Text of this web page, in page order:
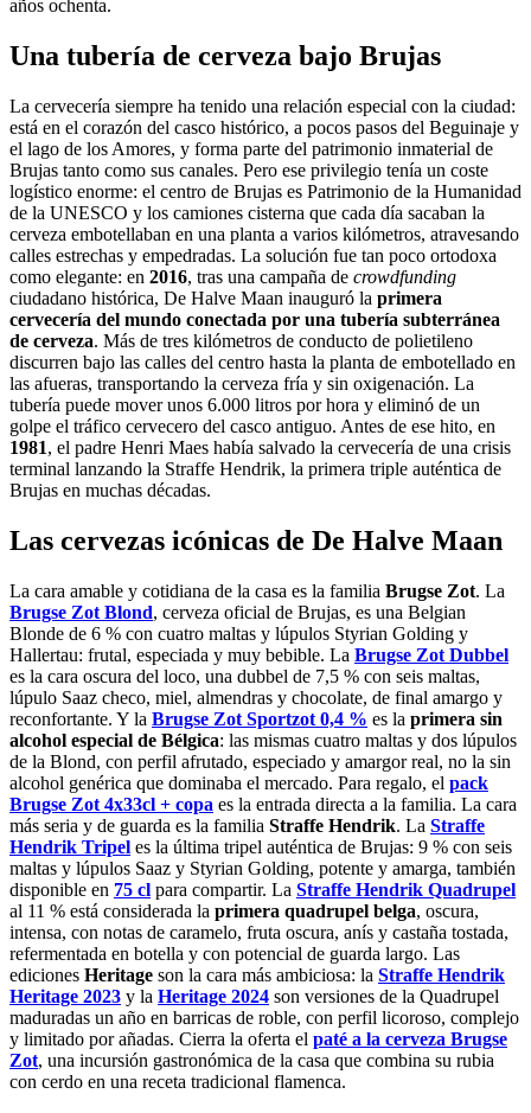
años ochenta.
Una tubería de cerveza bajo Brujas
La cervecería siempre ha tenido una relación especial con la ciudad:
está en el corazón del casco histórico, a pocos pasos del Beguinaje y
el lago de los Amores, y forma parte del patrimonio inmaterial de
Brujas tanto como sus canales. Pero ese privilegio tenía un coste
logístico enorme: el centro de Brujas es Patrimonio de la Humanidad
de la UNESCO y los camiones cisterna que cada día sacaban la
cerveza embotellaban en una planta a varios kilómetros, atravesando
calles estrechas y empedradas. La solución fue tan poco ortodoxa
como elegante: en 2016, tras una campaña de crowdfunding
ciudadano histórica, De Halve Maan inauguró la primera
cervecería del mundo conectada por una tubería subterránea
de cerveza. Más de tres kilómetros de conducto de polietileno
discurren bajo las calles del centro hasta la planta de embotellado en
las afueras, transportando la cerveza fría y sin oxigenación. La
tubería puede mover unos 6.000 litros por hora y eliminó de un
golpe el tráfico cervecero del casco antiguo. Antes de ese hito, en
1981, el padre Henri Maes había salvado la cervecería de una crisis
terminal lanzando la Straffe Hendrik, la primera triple auténtica de
Brujas en muchas décadas.
Las cervezas icónicas de De Halve Maan
La cara amable y cotidiana de la casa es la familia Brugse Zot. La
Brugse Zot Blond, cerveza oficial de Brujas, es una Belgian
Blonde de 6 % con cuatro maltas y lúpulos Styrian Golding y
Hallertau: frutal, especiada y muy bebible. La Brugse Zot Dubbel
es la cara oscura del loco, una dubbel de 7,5 % con seis maltas,
lúpulo Saaz checo, miel, almendras y chocolate, de final amargo y
reconfortante. Y la Brugse Zot Sportzot 0,4 % es la primera sin
alcohol especial de Bélgica: las mismas cuatro maltas y dos lúpulos
de la Blond, con perfil afrutado, especiado y amargor real, no la sin
alcohol genérica que dominaba el mercado. Para regalo, el pack
Brugse Zot 4x33cl + copa es la entrada directa a la familia. La cara
más seria y de guarda es la familia Straffe Hendrik. La Straffe
Hendrik Tripel es la última tripel auténtica de Brujas: 9 % con seis
maltas y lúpulos Saaz y Styrian Golding, potente y amarga, también
disponible en 75 cl para compartir. La Straffe Hendrik Quadrupel
al 11 % está considerada la primera quadrupel belga, oscura,
intensa, con notas de caramelo, fruta oscura, anís y castaña tostada,
refermentada en botella y con potencial de guarda largo. Las
ediciones Heritage son la cara más ambiciosa: la Straffe Hendrik
Heritage 2023 y la Heritage 2024 son versiones de la Quadrupel
maduradas un año en barricas de roble, con perfil licoroso, complejo
y limitado por añadas. Cierra la oferta el paté a la cerveza Brugse
Zot, una incursión gastronómica de la casa que combina su rubia
con cerdo en una receta tradicional flamenca.